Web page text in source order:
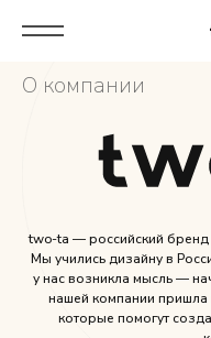
Вход
Дополнительные услуги
Новинки
О компании
two-ta — российский бренд
Мы учились дизайну в
у нас возникла мысль —
нашей компании пришла
которые помогут